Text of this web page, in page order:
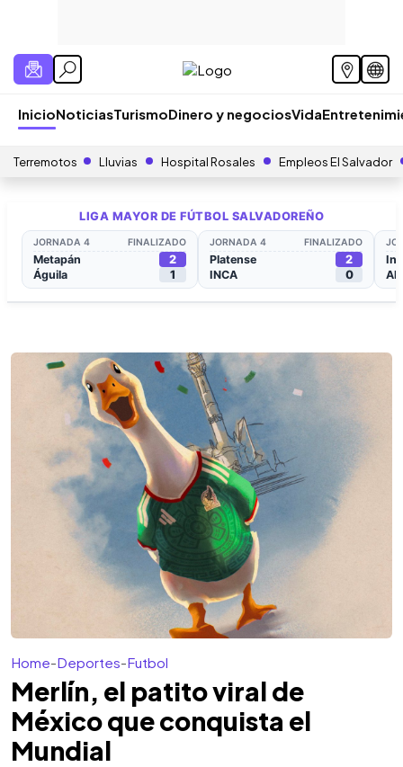
InicioNoticiasTurismoDinero y negociosVida
Terremotos Lluvias Hospital Rosales Empleos El Salvador
Home-Deportes-Futbol
Merlín, el patito viral de
México que conquista el
Mundial